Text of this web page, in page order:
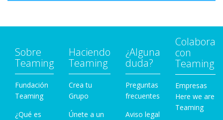
Sobre
Teaming
Fundación
Teaming
¿Qué es
Haciendo
Teaming
Crea tu
Grupo
Únete a un
¿Alguna
duda?
Preguntas
frecuentes
Aviso legal
Colabora
con
Teaming
Empresas
Here we are
Teaming